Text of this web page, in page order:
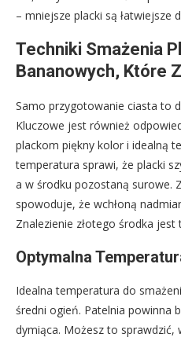
– mniejsze placki są łatwiejsze
Techniki Smażenia
Bananowych, Które
Samo przygotowanie ciasta to
Kluczowe jest również
plackom piękny kolor i idealną
temperatura sprawi, że placki
a w środku pozostaną surowe.
spowoduje, że wchłoną
Znalezienie złotego środka jest
Optymalna
Idealna temperatura do
średni ogień. Patelnia powinna
dymiąca. Możesz to sprawdzić,